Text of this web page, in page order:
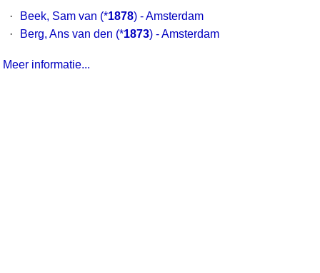
· Beek, Sam van (*1878) - Amsterdam
·
Berg, Ans van den (*1873) - Amsterdam
Meer informatie...